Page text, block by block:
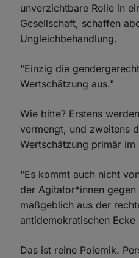
unverzichtbare Rolle in
Gesellschaft, schaffen
Ungleichbehandlung.
"Einzig die
Wertschätzung aus."
Wie bitte? Erstens
vermengt, und zweitens
Wertschätzung primär im
"Es kommt auch nicht
der Agitator*innen gegen
maßgeblich aus der
antidemokratischen Ecke
Das ist reine Polemik.